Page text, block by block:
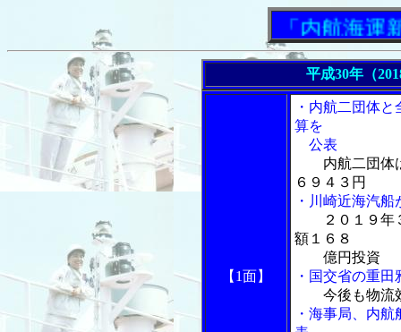
「内航海運新聞
平成30年（
【1面】
・内航二団体
算を
公表
内航二団体
６９４３円
・川崎近海汽
２０１９
額１６８
億円投資
・国交省の重
今後も物流
・海事局、内